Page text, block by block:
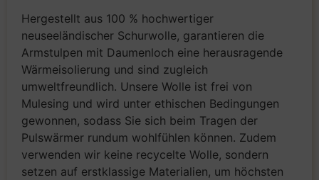
Hergestellt aus 100 % hochwertiger
neuseeländischer Schurwolle, garantieren die
Armstulpen mit Daumenloch eine herausragende
Wärmeisolierung und sind zugleich
umweltfreundlich. Unsere Wolle ist frei von
Mulesing und wird unter ethischen Bedingungen
gewonnen, sodass Sie sich beim Tragen der
Pulswärmer rundum wohlfühlen können. Zudem
verwenden wir keine recycelte Wolle, sondern
setzen auf erstklassige Materialien, um höchsten